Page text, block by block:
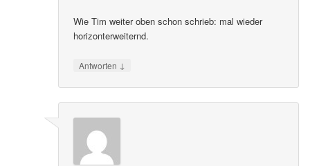
Wie Tim weiter oben schon schrieb: mal wieder
horizonterweiternd.
Antworten ↓